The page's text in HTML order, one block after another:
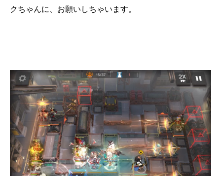
クちゃんに、お願いしちゃいます。